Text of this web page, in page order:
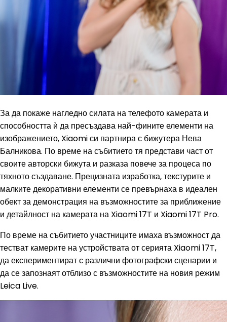
За да покаже нагледно силата на телефото камерата и
способността ѝ да пресъздава най-фините елементи на
изображението, Xiaomi си партнира с бижутера Нева
Балникова. По време на събитието тя представи част от
своите авторски бижута и разказа повече за процеса по
тяхното създаване. Прецизната изработка, текстурите и
малките декоративни елементи се превърнаха в идеален
обект за демонстрация на възможностите за приближение
и детайлност на камерата на Xiaomi 17T и Xiaomi 17T Pro.
По време на събитието участниците имаха възможност да
тестват камерите на устройствата от серията Xiaomi 17T,
да експериментират с различни фотографски сценарии и
да се запознаят отблизо с възможностите на новия режим
Leica Live.